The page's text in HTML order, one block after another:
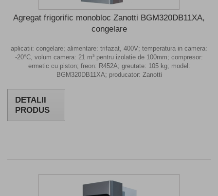
Agregat frigorific monobloc Zanotti BGM320DB11XA,
congelare
aplicatii: congelare; alimentare: trifazat, 400V; temperatura in camera:
-20°C, volum camera: 21 m³ pentru izolatie de 100mm; compresor:
ermetic cu piston; freon: R452A; greutate: 105 kg; model:
BGM320DB11XA; producator: Zanotti
DETALII
PRODUS